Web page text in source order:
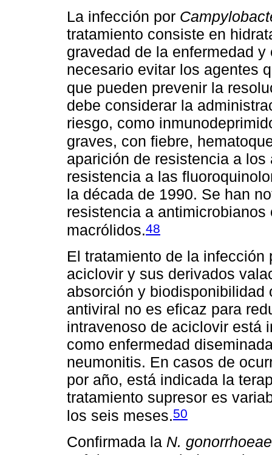
La infección por
tratamiento consiste en
gravedad de la enfermedad
necesario evitar los agentes
que pueden prevenir la
debe considerar la
riesgo, como
graves, con fiebre,
aparición de resistencia a
resistencia a las
la década de 1990. Se han
resistencia a
macrólidos.48
El tratamiento de la
aciclovir y sus derivados
absorción y
antiviral no es eficaz para
intravenoso de aciclovir está
como enfermedad
neumonitis. En casos de
por año, está indicada la
tratamiento supresor es
los seis meses.50
Confirmada la N. gonorrhoeae